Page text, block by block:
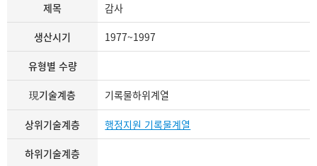
제목 감사
생산시기 1977~1997
유형별 수량
現기술계층 기록물하위계열
상위기술계층 행정지원 기록물계열
하위기술계층